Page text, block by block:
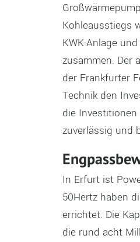
Kohleausstiegs
KWK-Anlage
zusammen. Der
der Frankfurter
Technik den
die
zuverlässig und
In Erfurt ist
50Hertz haben
errichtet. Die
die rund acht